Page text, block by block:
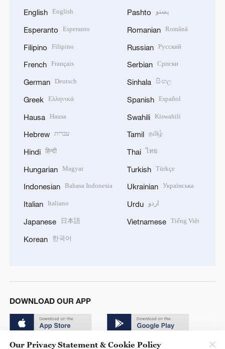
English English
Esperanto Esperanto
Filipino Filipino
French Français
German Deutsch
Greek Ελληνικά
Hausa Hausa
Hebrew עברית
Hindi हिन्दी
Hungarian Magyar
Indonesian Bahasa Indonesia
Italian Italiano
Japanese 日本語
Korean 한국어
Pashto پښتو
Romanian Română
Russian Русский
Serbian Српски
Sinhala සිංහල
Spanish Español
Swahili Kiswahili
Tamil தமிழ்
Thai ไทย
Turkish Türkçe
Ukrainian Українська
Urdu اردو
Vietnamese Tiếng Việt
DOWNLOAD OUR APP
Our Privacy Statement & Cookie Policy